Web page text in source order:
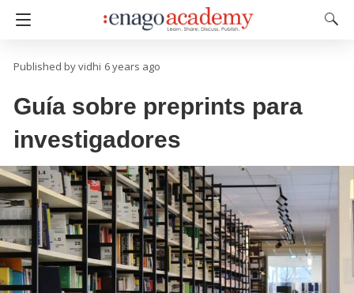
vidhi 6 years ago
Guía sobre preprints para
investigadores